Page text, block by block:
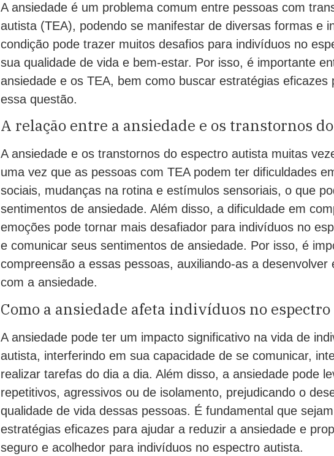
A ansiedade é um problema comum entre pessoas com
autista (TEA), podendo se manifestar de diversas formas e
condição pode trazer muitos desafios para indivíduos no
sua qualidade de vida e bem-estar. Por isso, é importante
ansiedade e os TEA, bem como buscar estratégias eficazes
essa questão.
A relação entre a ansiedade e os transtornos
A ansiedade e os transtornos do espectro autista muitas
uma vez que as pessoas com TEA podem ter dificuldades
sociais, mudanças na rotina e estímulos sensoriais, o que
sentimentos de ansiedade. Além disso, a dificuldade em
emoções pode tornar mais desafiador para indivíduos no
e comunicar seus sentimentos de ansiedade. Por isso, é
compreensão a essas pessoas, auxiliando-as a desenvolver
com a ansiedade.
Como a ansiedade afeta indivíduos no
A ansiedade pode ter um impacto significativo na vida de
autista, interferindo em sua capacidade de se comunicar,
realizar tarefas do dia a dia. Além disso, a ansiedade pode
repetitivos, agressivos ou de isolamento, prejudicando o
qualidade de vida dessas pessoas. É fundamental que
estratégias eficazes para ajudar a reduzir a ansiedade e
seguro e acolhedor para indivíduos no espectro autista.